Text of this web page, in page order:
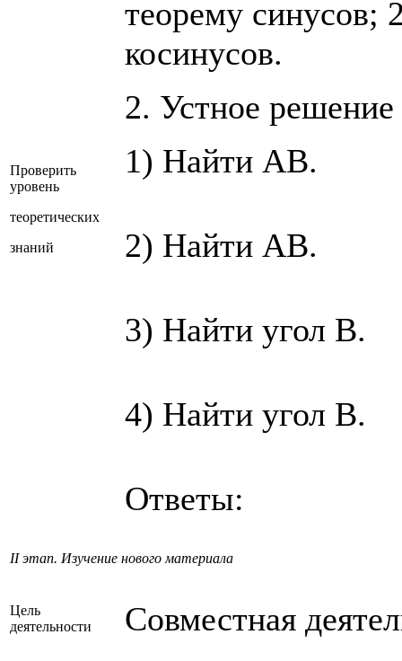
Проверить
уровень
теоретических
знаний
теорему синусов;
косинусов.
2. Устное
1) Найти АВ.
2) Найти АВ.
3) Найти угол В.
4) Найти угол В.
Ответы:
II этап. Изучение нового материала
Цель
деятельности
Совместная